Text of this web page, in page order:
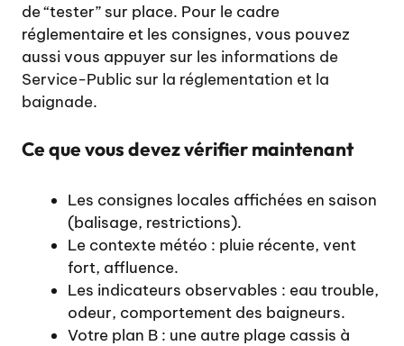
de “tester” sur place. Pour le cadre
réglementaire et les consignes, vous pouvez
aussi vous appuyer sur les informations de
Service-Public sur la réglementation et la
baignade.
Ce que vous devez vérifier maintenant
Les consignes locales affichées en saison
(balisage, restrictions).
Le contexte météo : pluie récente, vent
fort, affluence.
Les indicateurs observables : eau trouble,
odeur, comportement des baigneurs.
Votre plan B : une autre plage cassis à